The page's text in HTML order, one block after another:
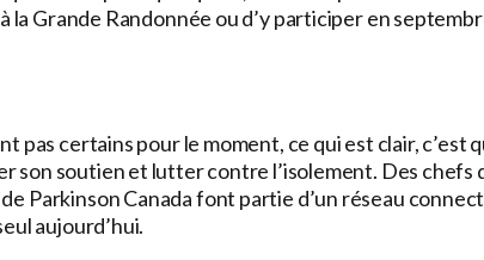
Grande Randonnée ou d’y participer en
pas certains pour le moment, ce qui est clair, c’est
son soutien et lutter contre l’isolement. Des chefs
Parkinson Canada font partie d’un réseau
aujourd’hui.